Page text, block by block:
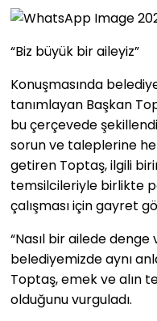
“Biz büyük bir aileyiz”
Konuşmasında
tanımlayan Başkan
bu çerçevede
sorun ve taleplerine
getiren Toptaş, ilgili
temsilcileriyle birlikte
çalışması için gayret
“Nasıl bir ailede
belediyemizde aynı
Toptaş, emek ve alın
olduğunu vurguladı.